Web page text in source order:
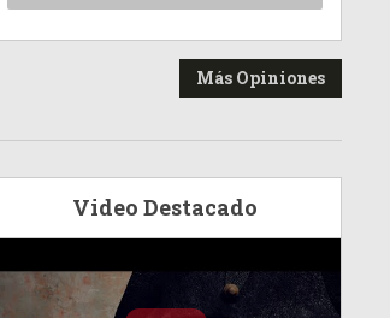
Más Opiniones
Video Destacado